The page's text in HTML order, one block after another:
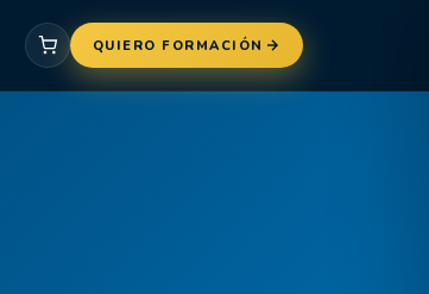
QUIERO FORMACIÓN